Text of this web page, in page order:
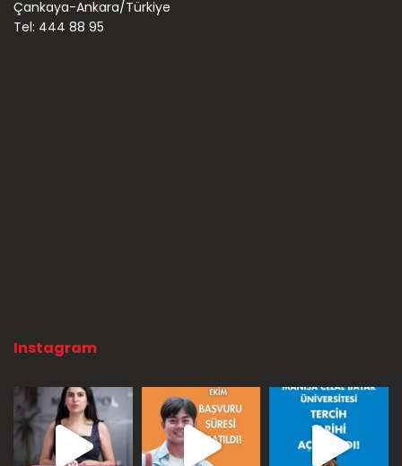
Çankaya-Ankara/Türkiye
Tel: 444 88 95
Instagram